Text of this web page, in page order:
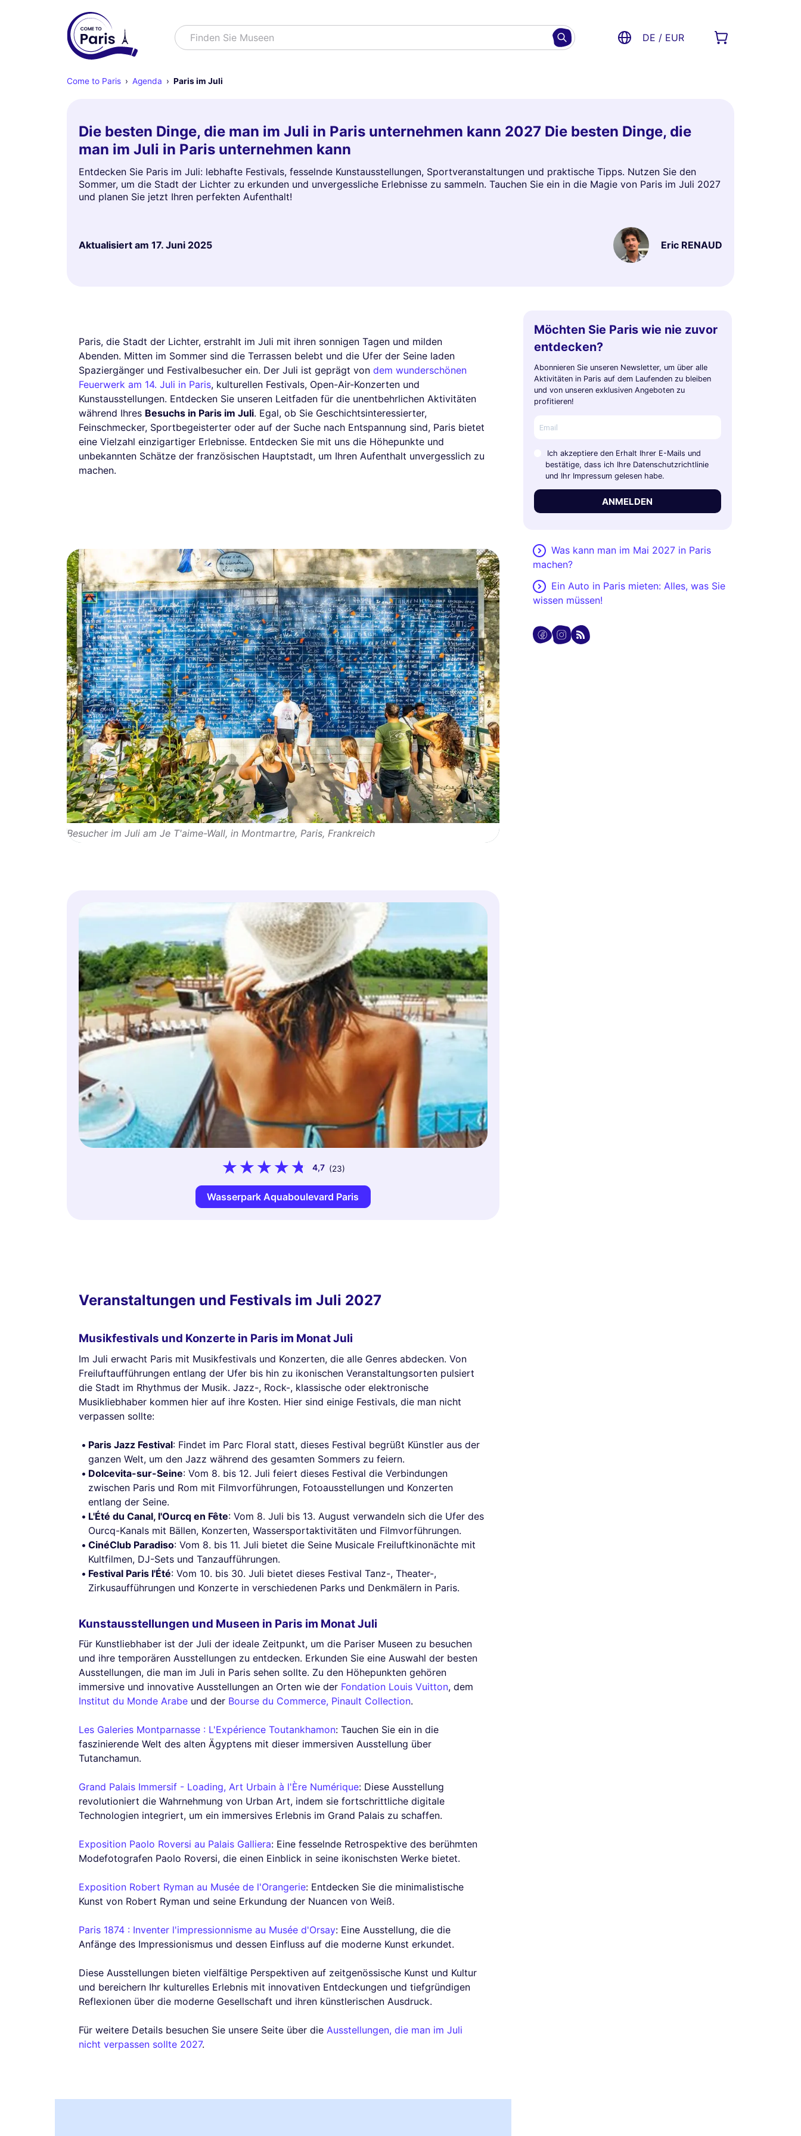
SuchenFinden Sie Museen DE / EUR
Come to Paris Agenda Paris im Juli
Die besten Dinge, die man im Juli in Paris unternehmen kann 2027 Die besten Dinge, die
man im Juli in Paris unternehmen kann
Entdecken Sie Paris im Juli: lebhafte Festivals, fesselnde Kunstausstellungen, Sportveranstaltungen und praktische Tipps. Nutzen Sie den
Sommer, um die Stadt der Lichter zu erkunden und unvergessliche Erlebnisse zu sammeln. Tauchen Sie ein in die Magie von Paris im Juli 2027
und planen Sie jetzt Ihren perfekten Aufenthalt!
Aktualisiert am 17. Juni 2025 Eric RENAUD
Paris, die Stadt der Lichter, erstrahlt im Juli mit ihren sonnigen Tagen und milden
Abenden. Mitten im Sommer sind die Terrassen belebt und die Ufer der Seine laden
Spaziergänger und Festivalbesucher ein. Der Juli ist geprägt von dem wunderschönen
Feuerwerk am 14. Juli in Paris, kulturellen Festivals, Open-Air-Konzerten und
Kunstausstellungen. Entdecken Sie unseren Leitfaden für die unentbehrlichen Aktivitäten
während Ihres Besuchs in Paris im Juli. Egal, ob Sie Geschichtsinteressierter,
Feinschmecker, Sportbegeisterter oder auf der Suche nach Entspannung sind, Paris bietet
eine Vielzahl einzigartiger Erlebnisse. Entdecken Sie mit uns die Höhepunkte und
unbekannten Schätze der französischen Hauptstadt, um Ihren Aufenthalt unvergesslich zu
machen.
Besucher im Juli am Je T'aime-Wall, in Montmartre, Paris, Frankreich
4,7 (23)
Wasserpark Aquaboulevard Paris
Veranstaltungen und Festivals im Juli 2027
Musikfestivals und Konzerte in Paris im Monat Juli
Im Juli erwacht Paris mit Musikfestivals und Konzerten, die alle Genres abdecken. Von
Freiluftaufführungen entlang der Ufer bis hin zu ikonischen Veranstaltungsorten pulsiert
die Stadt im Rhythmus der Musik. Jazz-, Rock-, klassische oder elektronische
Musikliebhaber kommen hier auf ihre Kosten. Hier sind einige Festivals, die man nicht
verpassen sollte:
Paris Jazz Festival: Findet im Parc Floral statt, dieses Festival begrüßt Künstler aus der
ganzen Welt, um den Jazz während des gesamten Sommers zu feiern.
Dolcevita-sur-Seine: Vom 8. bis 12. Juli feiert dieses Festival die Verbindungen
zwischen Paris und Rom mit Filmvorführungen, Fotoausstellungen und Konzerten
entlang der Seine.
L'Été du Canal, l'Ourcq en Fête: Vom 8. Juli bis 13. August verwandeln sich die Ufer des
Ourcq-Kanals mit Bällen, Konzerten, Wassersportaktivitäten und Filmvorführungen.
CinéClub Paradiso: Vom 8. bis 11. Juli bietet die Seine Musicale Freiluftkinonächte mit
Kultfilmen, DJ-Sets und Tanzaufführungen.
Festival Paris l'Été: Vom 10. bis 30. Juli bietet dieses Festival Tanz-, Theater-,
Zirkusaufführungen und Konzerte in verschiedenen Parks und Denkmälern in Paris.
Kunstausstellungen und Museen in Paris im Monat Juli
Für Kunstliebhaber ist der Juli der ideale Zeitpunkt, um die Pariser Museen zu besuchen
und ihre temporären Ausstellungen zu entdecken. Erkunden Sie eine Auswahl der besten
Ausstellungen, die man im Juli in Paris sehen sollte. Zu den Höhepunkten gehören
immersive und innovative Ausstellungen an Orten wie der Fondation Louis Vuitton, dem
Institut du Monde Arabe und der Bourse du Commerce, Pinault Collection.
Les Galeries Montparnasse : L'Expérience Toutankhamon: Tauchen Sie ein in die
faszinierende Welt des alten Ägyptens mit dieser immersiven Ausstellung über
Tutanchamun.
Grand Palais Immersif - Loading, Art Urbain à l'Ère Numérique: Diese Ausstellung
revolutioniert die Wahrnehmung von Urban Art, indem sie fortschrittliche digitale
Technologien integriert, um ein immersives Erlebnis im Grand Palais zu schaffen.
Exposition Paolo Roversi au Palais Galliera: Eine fesselnde Retrospektive des berühmten
Modefotografen Paolo Roversi, die einen Einblick in seine ikonischsten Werke bietet.
Exposition Robert Ryman au Musée de l'Orangerie: Entdecken Sie die minimalistische
Kunst von Robert Ryman und seine Erkundung der Nuancen von Weiß.
Paris 1874 : Inventer l'impressionnisme au Musée d'Orsay: Eine Ausstellung, die die
Anfänge des Impressionismus und dessen Einfluss auf die moderne Kunst erkundet.
Diese Ausstellungen bieten vielfältige Perspektiven auf zeitgenössische Kunst und Kultur
und bereichern Ihr kulturelles Erlebnis mit innovativen Entdeckungen und tiefgründigen
Reflexionen über die moderne Gesellschaft und ihren künstlerischen Ausdruck.
Für weitere Details besuchen Sie unsere Seite über die Ausstellungen, die man im Juli
nicht verpassen sollte 2027.
Möchten Sie Paris wie nie zuvor
entdecken?
Abonnieren Sie unseren Newsletter, um über alle
Aktivitäten in Paris auf dem Laufenden zu bleiben
und von unseren exklusiven Angeboten zu
profitieren!
Ich akzeptiere den Erhalt Ihrer E-Mails und
bestätige, dass ich Ihre Datenschutzrichtlinie
und Ihr Impressum gelesen habe.
ANMELDEN
Was kann man im Mai 2027 in Paris
machen?
Ein Auto in Paris mieten: Alles, was Sie
wissen müssen!